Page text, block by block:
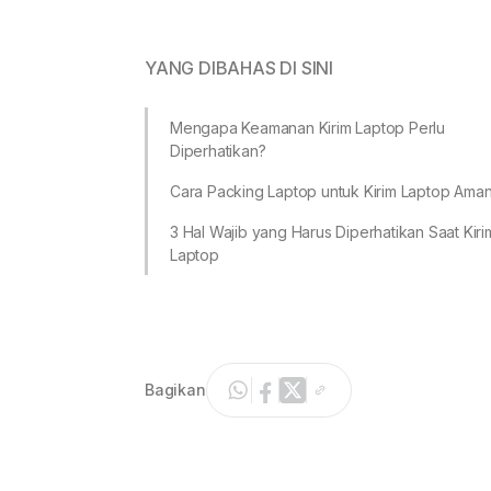
YANG DIBAHAS DI SINI
Mengapa Keamanan Kirim Laptop Perlu
Diperhatikan?
Cara Packing Laptop untuk Kirim Laptop
3 Hal Wajib yang Harus Diperhatikan Saat
Laptop
Bagikan